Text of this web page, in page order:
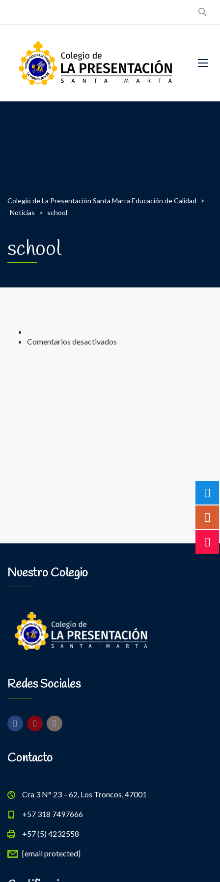
Colegio de La Presentación Santa Marta Educación de Calidad
>
Noticias
> school
school
Comentarios desactivados
Nuestro Colegio
Redes Sociales
Contacto
Cra 3 N° 23 – 62, Los Troncos, 47001
+57 318 7497666
+57 (5) 4232558
[email protected]